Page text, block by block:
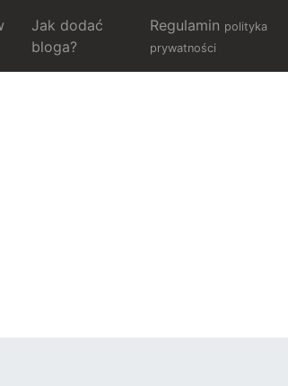
Jak dodać
bloga?
Regulamin polityka
prywatności